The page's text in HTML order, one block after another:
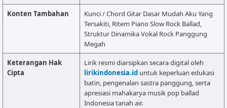
Konten Tambahan
Kunci / Chord Gitar Dasar Mudah Aku Yang
Tersakiti, Ritem Piano Slow Rock Ballad,
Struktur Dinamika Vokal Rock Panggung
Megah
Keterangan Hak
Cipta
Lirik resmi diarsipkan secara digital oleh
lirikindonesia.id untuk keperluan edukasi
batin, pengenalan sastra panggung, serta
apresiasi mahakarya musik pop ballad
Indonesia tanah air.